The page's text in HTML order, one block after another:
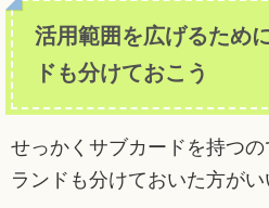
活用範囲を広げるため
ドも分けておこう
せっかくサブカードを持つ
ランドも分けておいた方がい